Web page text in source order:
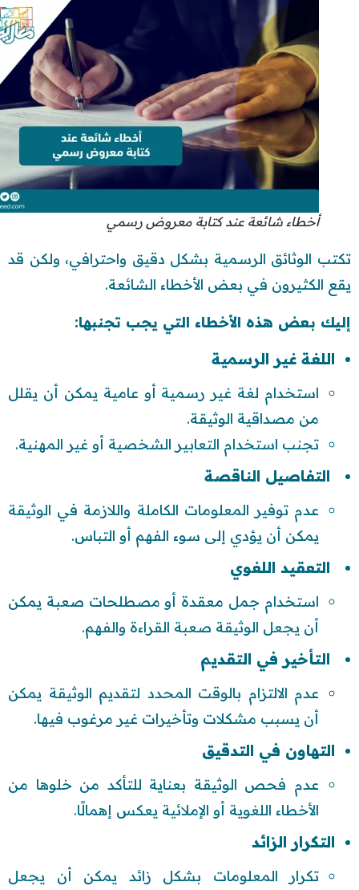
أخطاء شائعة عند كتابة معروض رسمي
تكتب الوثائق الرسمية بشكل دقيق واحترافي، ولكن قد
يقع الكثيرون في بعض الأخطاء الشائعة.
إليك بعض هذه الأخطاء التي يجب تجنبها:
اللغة غير الرسمية
استخدام لغة غير رسمية أو عامية يمكن أن يقلل
من مصداقية الوثيقة.
تجنب استخدام التعابير الشخصية أو غير المهنية.
التفاصيل الناقصة
عدم توفير المعلومات الكاملة واللازمة في الوثيقة
يمكن أن يؤدي إلى سوء الفهم أو التباس.
التعقيد اللغوي
استخدام جمل معقدة أو مصطلحات صعبة يمكن
أن يجعل الوثيقة صعبة القراءة والفهم.
التأخير في التقديم
عدم الالتزام بالوقت المحدد لتقديم الوثيقة يمكن
أن يسبب مشكلات وتأخيرات غير مرغوب فيها.
التهاون في التدقيق
عدم فحص الوثيقة بعناية للتأكد من خلوها من
الأخطاء اللغوية أو الإملائية يعكس إهمالًا.
التكرار الزائد
تكرار المعلومات بشكل زائد يمكن أن يجعل